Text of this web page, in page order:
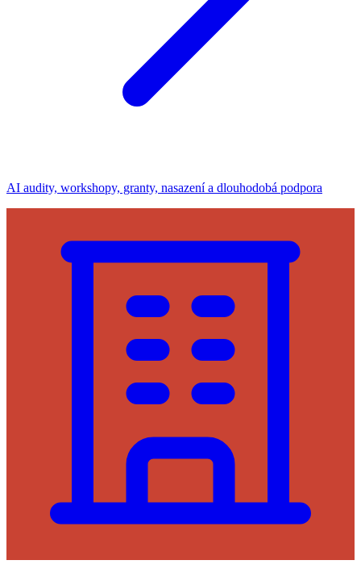
AI audity, workshopy, granty, nasazení a dlouhodobá podpora